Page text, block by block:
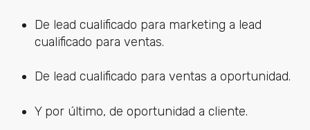
De lead cualificado para marketing a lead
cualificado para ventas.
De lead cualificado para ventas a oportunidad.
Y por último, de oportunidad a cliente.